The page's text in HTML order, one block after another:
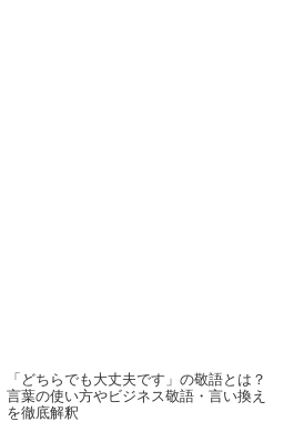
「どちらでも大丈夫です」の敬語とは？
言葉の使い方やビジネス敬語・言い換え
を徹底解釈